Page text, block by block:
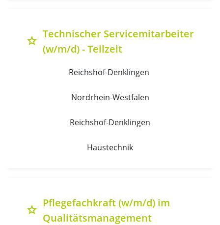
grade
Technischer Servicemitarbeiter
(w/m/d) - Teilzeit
Reichshof-Denklingen
Nordrhein-Westfalen
Reichshof-Denklingen
Haustechnik
grade
Pflegefachkraft (w/m/d) im
Qualitätsmanagement